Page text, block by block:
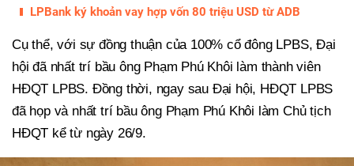
LPBank ký khoản vay hợp vốn 80 triệu USD từ ADB
Cụ thể, với sự đồng thuận của 100% cổ đông LPBS, Đại
hội đã nhất trí bầu ông Phạm Phú Khôi làm thành viên
HĐQT LPBS. Đồng thời, ngay sau Đại hội, HĐQT LPBS
đã họp và nhất trí bầu ông Phạm Phú Khôi làm Chủ tịch
HĐQT kể từ ngày 26/9.